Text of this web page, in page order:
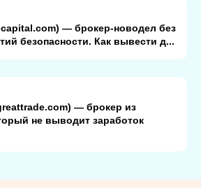
— брокер-новодел без
безопасности. Как вывести д...
— брокер из
не выводит заработок